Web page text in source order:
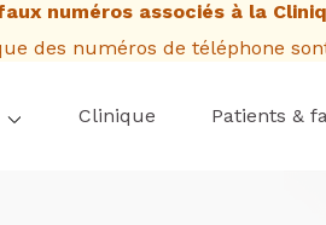
numéros associés à la
des numéros de téléphone
Clinique Patients &